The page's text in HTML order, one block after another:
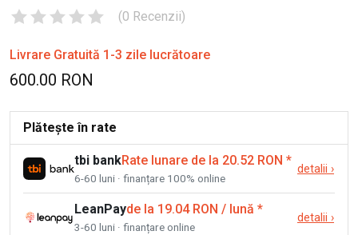
(0 Recenzii)
Livrare Gratuită 1-3 zile lucrătoare
600.00 RON
Plătește în rate
tbi bankRate lunare de la 20.52 RON *
6-60 luni · finanțare 100% online
detalii ›
LeanPayde la 19.04 RON / lună *
3-60 luni · finanțare online
detalii ›